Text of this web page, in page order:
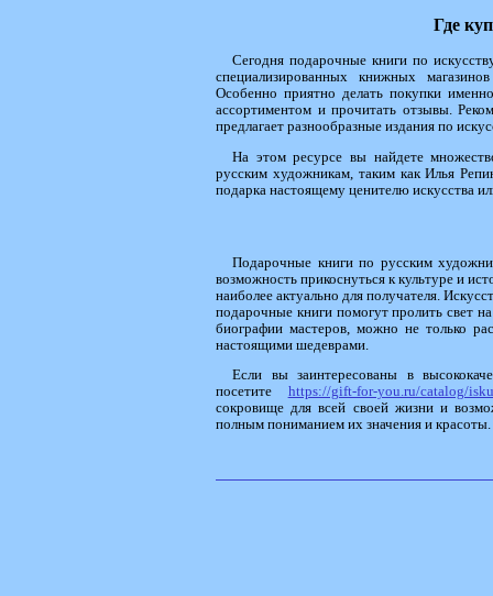
Где
Сегодня подарочные книги по
специализированных книжных
Особенно приятно делать покупки
ассортиментом и прочитать отзывы.
предлагает разнообразные издания по
На этом ресурсе вы найдете
русским художникам, таким как Илья
подарка настоящему ценителю искусства
Подарочные книги по русским
возможность прикоснуться к культуре и
наиболее актуально для получателя.
подарочные книги помогут пролить свет
биографии мастеров, можно не только
настоящими шедеврами.
Если вы заинтересованы в
посетите https://gift-for-you.ru/catalog/
сокровище для всей своей жизни и
полным пониманием их значения и красоты.